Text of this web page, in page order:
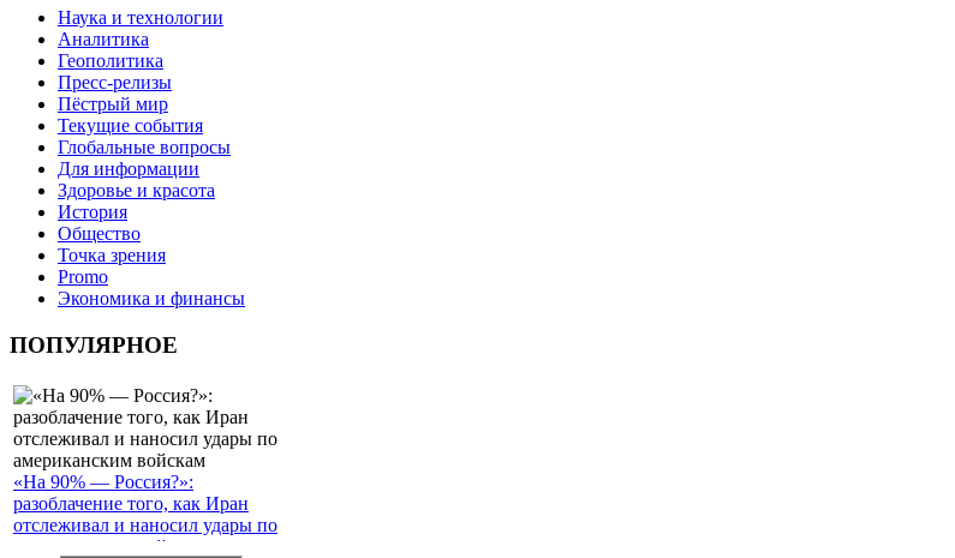
Наука и технологии
Аналитика
Геополитика
Пресс-релизы
Пёстрый мир
Текущие события
Глобальные вопросы
Для информации
Здоровье и красота
История
Общество
Точка зрения
Promo
Экономика и финансы
ПОПУЛЯРНОЕ
«На 90% — Россия?»:
разоблачение того, как Иран
отслеживал и наносил удары по
американским войскам